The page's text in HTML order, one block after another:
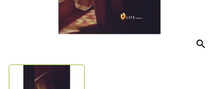
search